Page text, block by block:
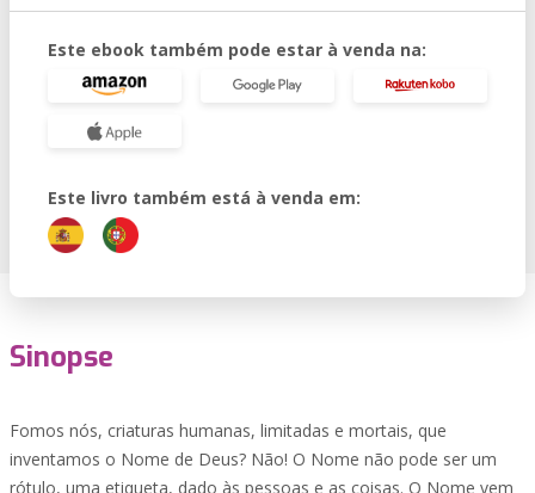
Este ebook também pode estar à venda na:
Este livro também está à venda em:
Sinopse
Fomos nós, criaturas humanas, limitadas e mortais, que
inventamos o Nome de Deus? Não! O Nome não pode ser um
rótulo, uma etiqueta, dado às pessoas e as coisas. O Nome vem